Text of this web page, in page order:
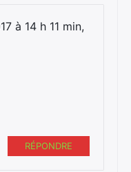
à 14 h 11 min,
RÉPONDRE